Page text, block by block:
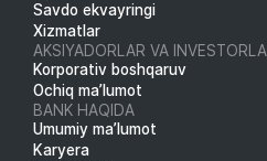
Savdo ekvayringi
Xizmatlar
AKSIYADORLAR VA
Korporativ boshqaruv
Ochiq ma’lumot
BANK HAQIDA
Umumiy ma’lumot
Karyera